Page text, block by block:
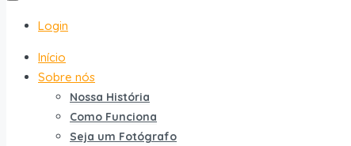
Login
Início
Sobre nós
Nossa História
Como Funciona
Seja um Fotógrafo